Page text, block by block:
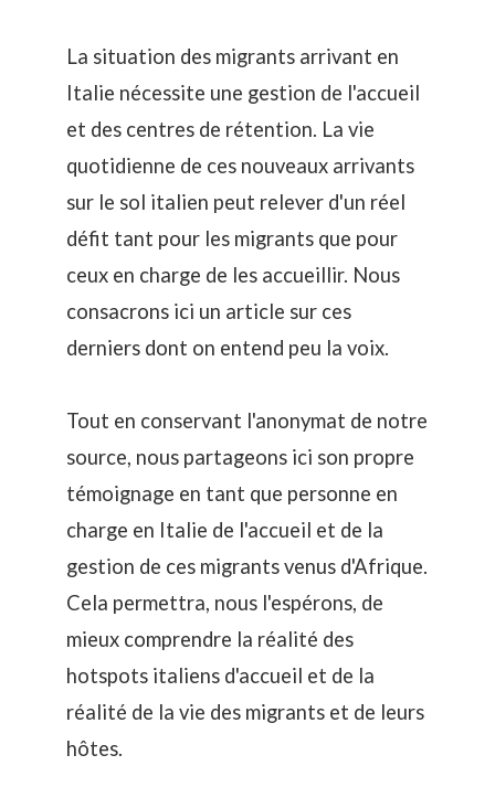
La situation des migrants arrivant en
Italie nécessite une gestion de l'accueil
et des centres de rétention. La vie
quotidienne de ces nouveaux arrivants
sur le sol italien peut relever d'un réel
défit tant pour les migrants que pour
ceux en charge de les accueillir. Nous
consacrons ici un article sur ces
derniers dont on entend peu la voix.
Tout en conservant l'anonymat de notre
source, nous partageons ici son propre
témoignage en tant que personne en
charge en Italie de l'accueil et de la
gestion de ces migrants venus d'Afrique.
Cela permettra, nous l'espérons, de
mieux comprendre la réalité des
hotspots italiens d'accueil et de la
réalité de la vie des migrants et de leurs
hôtes.